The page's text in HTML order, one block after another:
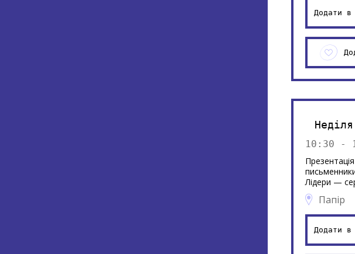
Додати в
10:30 -
Лідери —
Папір
Додати в